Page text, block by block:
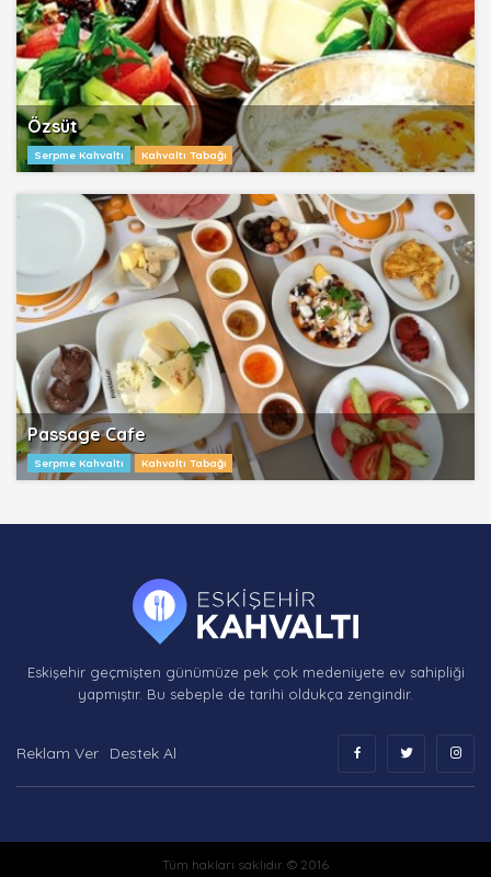
Özsüt
Serpme Kahvaltı Kahvaltı Tabağı
Passage Cafe
Serpme Kahvaltı Kahvaltı Tabağı
Eskişehir geçmişten günümüze pek çok medeniyete ev sahipliği
yapmıştır. Bu sebeple de tarihi oldukça zengindir.
Reklam Ver Destek Al
Tüm hakları saklıdır. © 2016